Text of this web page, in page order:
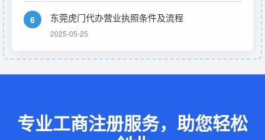
6 东莞虎门代办营业执照条件及流程
2025-05-25
专业工商注册服务，助您轻松